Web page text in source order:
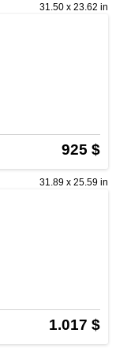
31.50 x 23.62 in
925 $
31.89 x 25.59 in
1.017 $